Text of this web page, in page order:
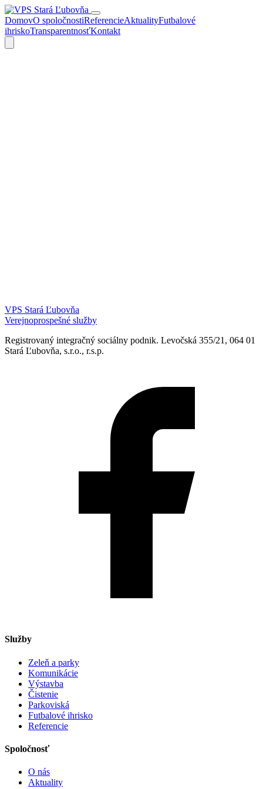
DomovO spoločnostiReferencieAktualityFutbalové
ihriskoTransparentnosťKontakt
VPS Stará Ľubovňa
Verejnoprospešné služby
Registrovaný integračný sociálny podnik. Levočská 355/21, 064 01
Stará Ľubovňa, s.r.o., r.s.p.
Služby
Zeleň a parky
Komunikácie
Výstavba
Čistenie
Parkoviská
Futbalové ihrisko
Referencie
Spoločnosť
O nás
Aktuality